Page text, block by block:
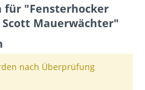
für "Fensterhocker
Mauerwächter"
nach Überprüfung